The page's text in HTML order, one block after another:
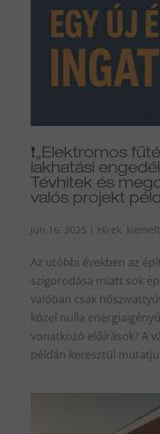
❗„Elektromos
lakhatási
Tévhitek és
valós projekt
jún 16, 2025 | Hírek, kiemelt
Az utóbbi években az
szigorodása miatt sok
valóban csak
közel nulla
vonatkozó előírások? A
példán keresztül